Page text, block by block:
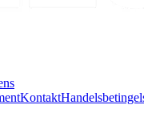
Kontakt